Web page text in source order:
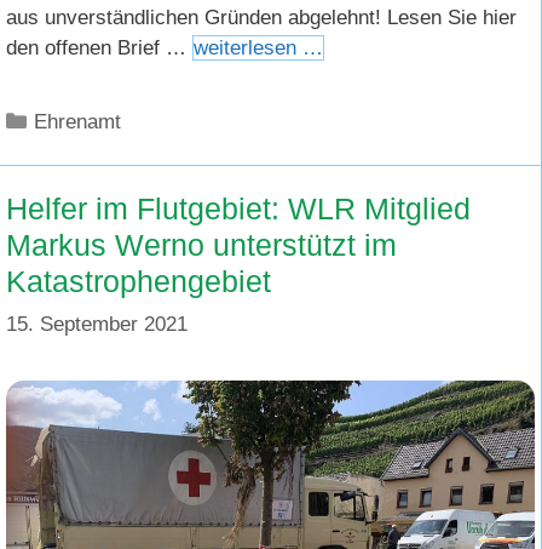
aus unverständlichen Gründen abgelehnt! Lesen Sie hier
den offenen Brief … weiterlesen …
Kategorien
Ehrenamt
Helfer im Flutgebiet: WLR Mitglied
Markus Werno unterstützt im
Katastrophengebiet
15. September 2021